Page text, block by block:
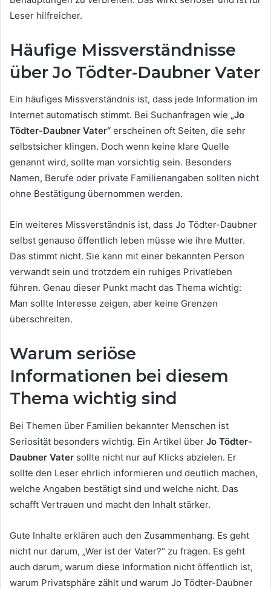
Leser hilfreicher.
Häufige Missverständnisse
über Jo Tödter-Daubner Vater
Ein häufiges Missverständnis ist, dass jede Information im
Internet automatisch stimmt. Bei Suchanfragen wie „Jo
Tödter-Daubner Vater“ erscheinen oft Seiten, die sehr
selbstsicher klingen. Doch wenn keine klare Quelle
genannt wird, sollte man vorsichtig sein. Besonders
Namen, Berufe oder private Familienangaben sollten nicht
ohne Bestätigung übernommen werden.
Ein weiteres Missverständnis ist, dass Jo Tödter-Daubner
selbst genauso öffentlich leben müsse wie ihre Mutter.
Das stimmt nicht. Sie kann mit einer bekannten Person
verwandt sein und trotzdem ein ruhiges Privatleben
führen. Genau dieser Punkt macht das Thema wichtig:
Man sollte Interesse zeigen, aber keine Grenzen
überschreiten.
Warum seriöse
Informationen bei diesem
Thema wichtig sind
Bei Themen über Familien bekannter Menschen ist
Seriosität besonders wichtig. Ein Artikel über Jo Tödter-
Daubner Vater sollte nicht nur auf Klicks abzielen. Er
sollte den Leser ehrlich informieren und deutlich machen,
welche Angaben bestätigt sind und welche nicht. Das
schafft Vertrauen und macht den Inhalt stärker.
Gute Inhalte erklären auch den Zusammenhang. Es geht
nicht nur darum, „Wer ist der Vater?“ zu fragen. Es geht
auch darum, warum diese Information nicht öffentlich ist,
warum Privatsphäre zählt und warum Jo Tödter-Daubner